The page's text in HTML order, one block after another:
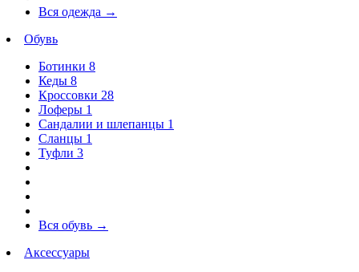
Вся одежда →
Обувь
Ботинки 8
Кеды 8
Кроссовки 28
Лоферы 1
Сандалии и шлепанцы 1
Сланцы 1
Туфли 3
Вся обувь →
Аксессуары